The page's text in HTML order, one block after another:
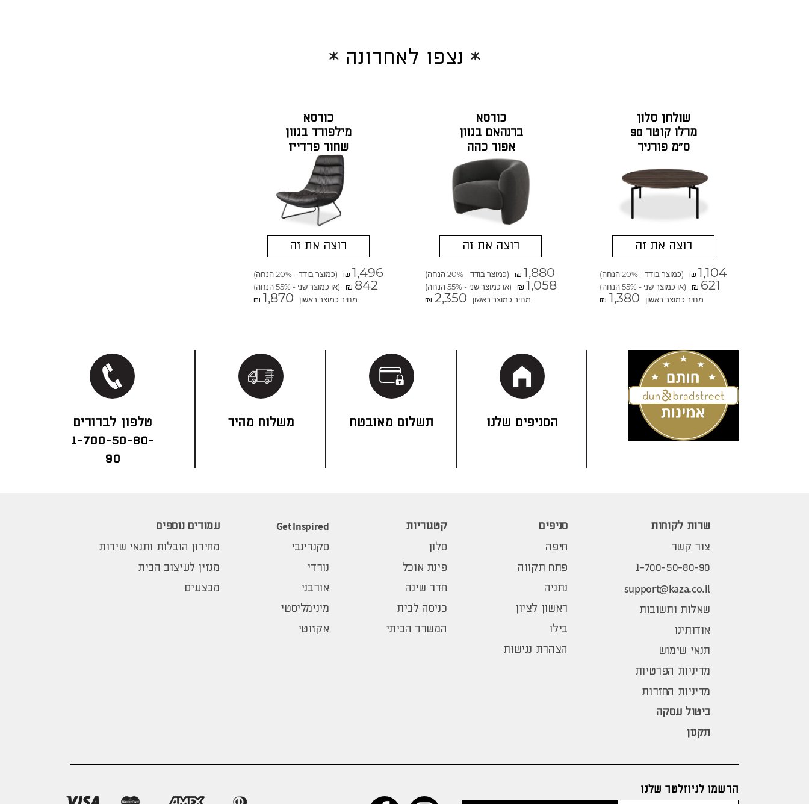
נצפו לאחרונה
שולחן סלון
מרלו קוטר 90
ס"מ פורניר
רוצה את זה
₪ 1,104 (כמוצר בודד - 20% הנחה)
₪ 621
(או כמוצר שני - 55% הנחה)
מחיר כמוצר ראשון
₪ 1,380
כורסא
ברנהאם בגוון
אפור כהה
אפיה
רוצה את זה
₪ 1,880 (כמוצר בודד - 20% הנחה)
₪ 1,058
(או כמוצר שני - 55% הנחה)
מחיר כמוצר ראשון
₪ 2,350
כורסא
מילפורד בגוון
שחור פרדייז
רוצה את זה
₪ 1,496 (כמוצר בודד - 20% הנחה)
₪ 842
(או כמוצר שני - 55% הנחה)
מחיר כמוצר ראשון
₪ 1,870
הסניפים שלנו תשלום מאובטח משלוח מהיר
1-700-50-80-
90
שרות לקוחות
צור קשר
1-700-50-80-90
support@kaza.co.il
שאלות ותשובות
אודותינו
תנאי שימוש
מדיניות הפרטיות
מדיניות החזרות
ביטול עסקה
תקנון
סניפים
חיפה
פתח תקווה
נתניה
ראשון לציון
בילו
הצהרת נגישות
קטגוריות
סלון
פינת אוכל
חדר שינה
כניסה לבית
המשרד הביתי
Get Inspired
סקנדינבי
נורדי
אורבני
מינימליסטי
אקזוטי
עמודים נוספים
מחירון הובלות ותנאי שירות
מגזין לעיצוב הבית
מבצעים
הרשמו לניוזלטר שלנו